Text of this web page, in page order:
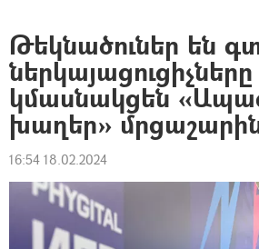
Թեկնածուներ են
կմասնակցեն
խաղեր»
16:54 18.02.2024